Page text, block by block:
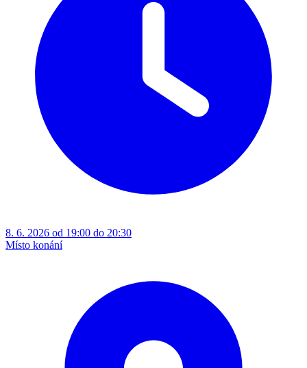
8. 6. 2026 od 19:00 do 20:30
Místo konání